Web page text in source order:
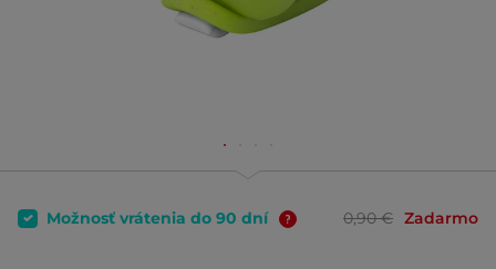
Možnosť vrátenia do 90 dní 0,90 € Zadarmo